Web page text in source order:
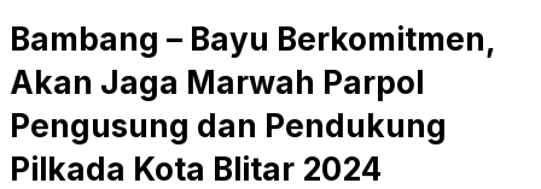
Bambang – Bayu Berkomitmen,
Akan Jaga Marwah Parpol
Pengusung dan Pendukung
Pilkada Kota Blitar 2024